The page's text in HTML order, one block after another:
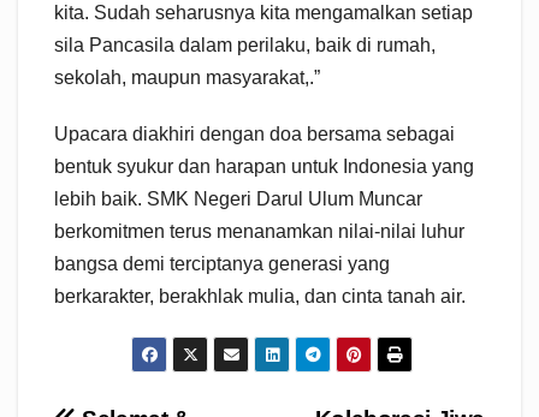
kita. Sudah seharusnya kita mengamalkan setiap
sila Pancasila dalam perilaku, baik di rumah,
sekolah, maupun masyarakat,.”
Upacara diakhiri dengan doa bersama sebagai
bentuk syukur dan harapan untuk Indonesia yang
lebih baik. SMK Negeri Darul Ulum Muncar
berkomitmen terus menanamkan nilai-nilai luhur
bangsa demi terciptanya generasi yang
berkarakter, berakhlak mulia, dan cinta tanah air.